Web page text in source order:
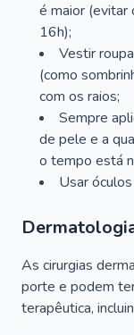
é maior (evitar
16h);
Vestir
(como
com os raios;
Sempre
de pele e a
o tempo está
Usar
As cirurgias
porte e podem
terapêutica,